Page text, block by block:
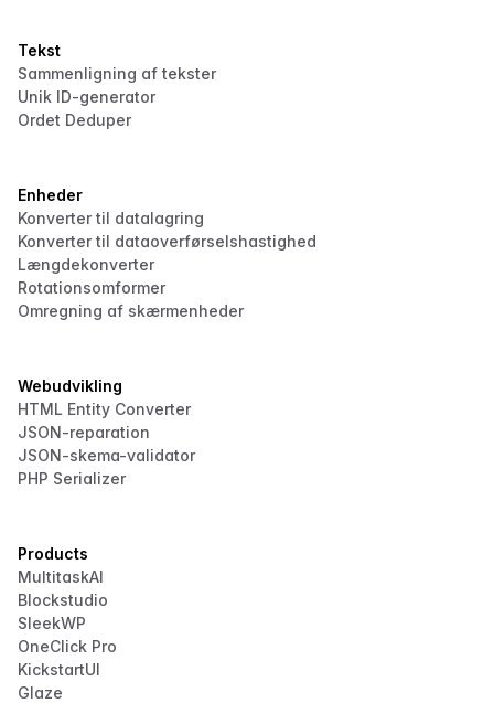
Tekst
Sammenligning af tekster
Unik ID-generator
Ordet Deduper
Enheder
Konverter til datalagring
Konverter til dataoverførselshastighed
Længdekonverter
Rotationsomformer
Omregning af skærmenheder
Webudvikling
HTML Entity Converter
JSON-reparation
JSON-skema-validator
PHP Serializer
Products
MultitaskAI
Blockstudio
SleekWP
OneClick Pro
KickstartUI
Glaze